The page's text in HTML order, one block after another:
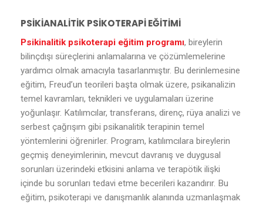
PSİKİANALİTİK PSİKOTERAPİ EĞİTİMİ
Psikinalitik psikoterapi eğitim programı, bireylerin
bilinçdışı süreçlerini anlamalarına ve çözümlemelerine
yardımcı olmak amacıyla tasarlanmıştır. Bu derinlemesine
eğitim, Freud’un teorileri başta olmak üzere, psikanalizin
temel kavramları, teknikleri ve uygulamaları üzerine
yoğunlaşır. Katılımcılar, transferans, direnç, rüya analizi ve
serbest çağrışım gibi psikanalitik terapinin temel
yöntemlerini öğrenirler. Program, katılımcılara bireylerin
geçmiş deneyimlerinin, mevcut davranış ve duygusal
sorunları üzerindeki etkisini anlama ve terapötik ilişki
içinde bu sorunları tedavi etme becerileri kazandırır. Bu
eğitim, psikoterapi ve danışmanlık alanında uzmanlaşmak